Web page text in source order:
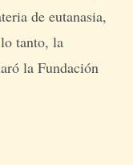
de eutanasia,
tanto, la
la Fundación